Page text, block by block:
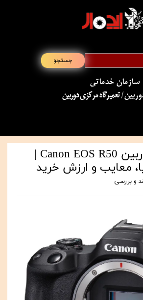
سازمان خدماتی
/ تعمیرگاه مرکزی دوربین
جستجو
بررسی کامل دوربین Canon EOS R50 |
معایب و ارزش خرید
و بررسی